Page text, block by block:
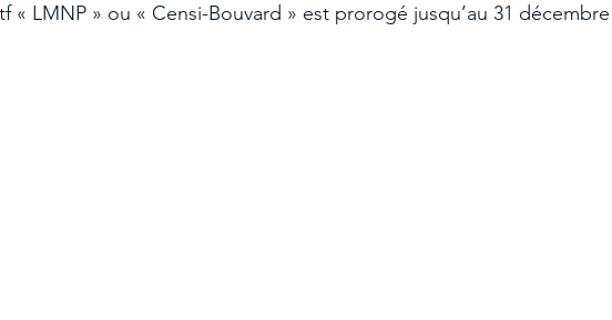
« LMNP » ou « Censi-Bouvard » est prorogé jusqu’au 31 décembre